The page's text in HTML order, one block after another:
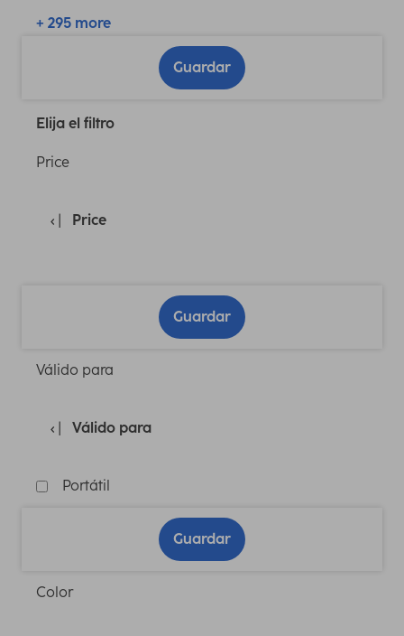
+ 295 more
Guardar
Elija el filtro
Price
Price
Guardar
Válido para
Válido para
Portátil
Guardar
Color